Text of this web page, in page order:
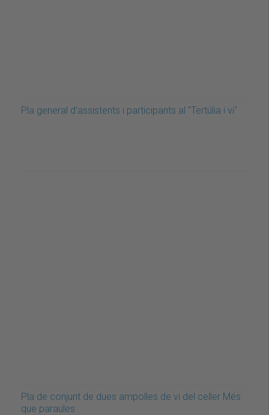
Pla general d'assistents i participants al "Tertúlia i vi"
Pla de conjunt de dues ampolles de vi del celler Més
que paraules